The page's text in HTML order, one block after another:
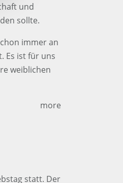
und
sollte.
immer an
Es ist für uns
weiblichen
more
statt. Der